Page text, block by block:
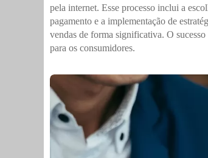
pela internet. Esse processo inclui a
pagamento e a implementação de
vendas de forma significativa. O
para os consumidores.